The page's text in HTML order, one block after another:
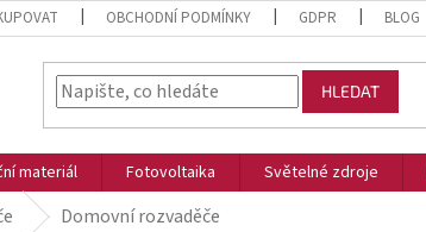
OBCHODNÍ PODMÍNKY GDPR BLOG
HLEDAT
materiál Fotovoltaika Světelné zdroje
Domovní rozvaděče